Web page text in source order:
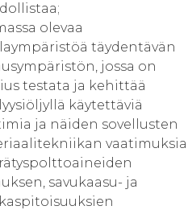
olevaa
täydentävän
jossa on
testata ja kehittää
käytettäviä
ja näiden sovellusten
savukaasu- ja